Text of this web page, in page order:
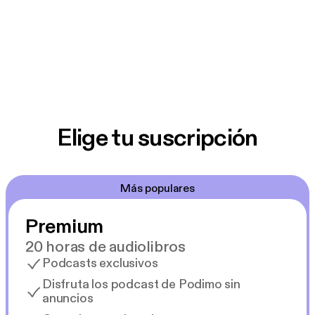
Elige tu suscripción
Más populares
Premium
20 horas de audiolibros
Podcasts exclusivos
Disfruta los podcast de Podimo sin
anuncios